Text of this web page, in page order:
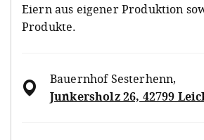
Eiern aus eigener Produktion
Produkte.
Bauernhof Sesterhenn,
Junkersholz 26, 42799